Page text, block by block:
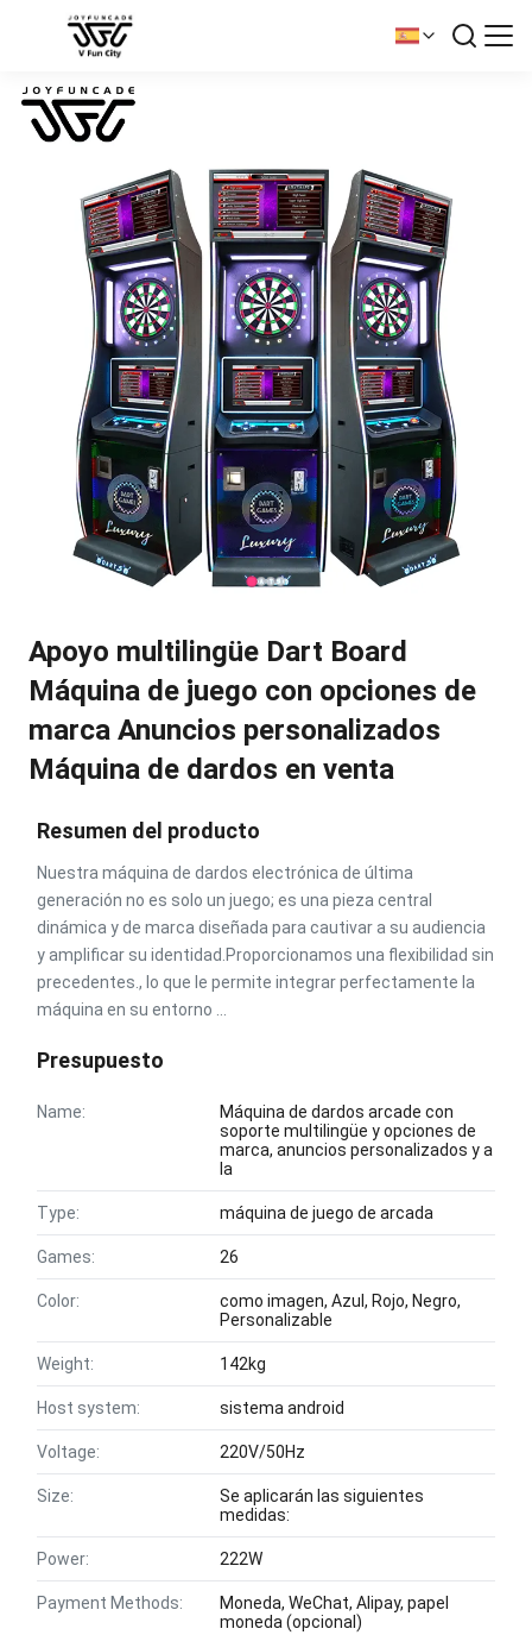
Apoyo multilingüe Dart Board
Máquina de juego con opciones de
marca Anuncios personalizados
Máquina de dardos en venta
Resumen del producto
Nuestra máquina de dardos electrónica de última
generación no es solo un juego; es una pieza central
dinámica y de marca diseñada para cautivar a su audiencia
y amplificar su identidad.Proporcionamos una flexibilidad sin
precedentes., lo que le permite integrar perfectamente la
máquina en su entorno ...
Presupuesto
Name:
Máquina de dardos arcade con
soporte multilingüe y opciones de
marca, anuncios personalizados y a
la
Type: máquina de juego de arcada
Games: 26
Color:
como imagen, Azul, Rojo, Negro,
Personalizable
Weight: 142kg
Host system: sistema android
Voltage: 220V/50Hz
Size:
Se aplicarán las siguientes
medidas:
Power: 222W
Payment Methods:
Moneda, WeChat, Alipay, papel
moneda (opcional)